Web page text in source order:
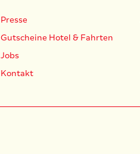
Presse
Gutscheine Hotel & Fahrten
Jobs
Kontakt